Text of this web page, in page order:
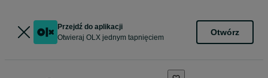
Przejdź do aplikacji
Otwieraj OLX jednym tapnięciem
Otwórz